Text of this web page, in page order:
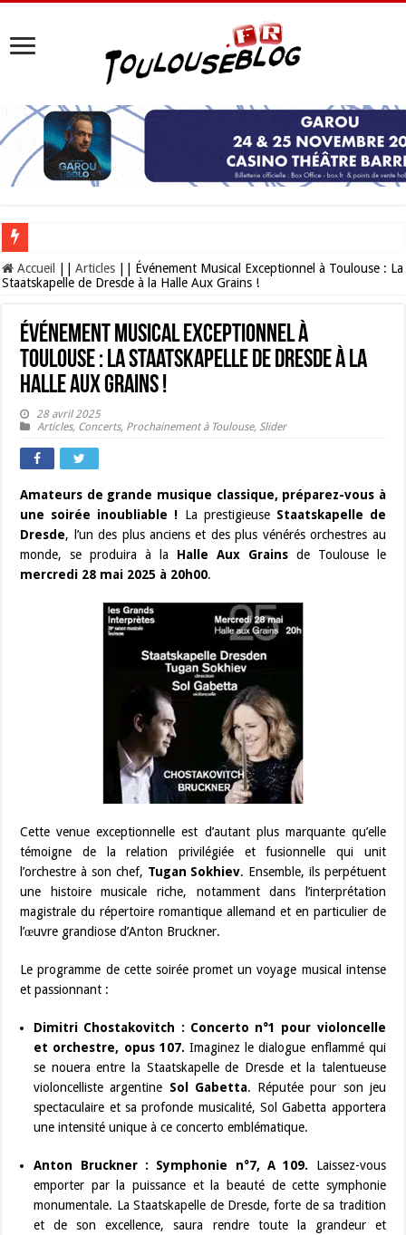
Les Nocturnes de la Cité de l’espace 2026 : l’événement incontournable de
Accueil Articles
Événement Musical Exceptionnel à Toulouse : La
Staatskapelle de Dresde à la Halle Aux Grains !
Événement Musical Exceptionnel à
Toulouse : La Staatskapelle de Dresde à la
Halle Aux Grains !
28 avril 2025
Articles, Concerts, Prochainement à Toulouse, Slider
Amateurs de grande musique classique, préparez-vous à
une soirée inoubliable ! La prestigieuse Staatskapelle de
Dresde, l’un des plus anciens et des plus vénérés orchestres au
monde, se produira à la Halle Aux Grainsde Toulouse le
mercredi 28 mai 2025 à 20h00.
Cette venue exceptionnelle est d’autant plus marquante qu’elle
témoigne de la relation privilégiée et fusionnelle qui unit
l’orchestre à son chef, Tugan Sokhiev. Ensemble, ils perpétuent
une histoire musicale riche, notamment dans l’interprétation
magistrale du répertoire romantique allemand et en particulier de
l’œuvre grandiose d’Anton Bruckner.
Le programme de cette soirée promet un voyage musical intense
et passionnant :
Dimitri Chostakovitch : Concerto n°1 pour violoncelle
et orchestre, opus 107. Imaginez le dialogue enflammé qui
se nouera entre la Staatskapelle de Dresde et la talentueuse
violoncelliste argentine Sol Gabetta. Réputée pour son jeu
spectaculaire et sa profonde musicalité, Sol Gabetta apportera
une intensité unique à ce concerto emblématique.
Anton Bruckner : Symphonie n°7, A 109. Laissez-vous
emporter par la puissance et la beauté de cette symphonie
monumentale. La Staatskapelle de Dresde, forte de sa tradition
et de son excellence, saura rendre toute la grandeur et